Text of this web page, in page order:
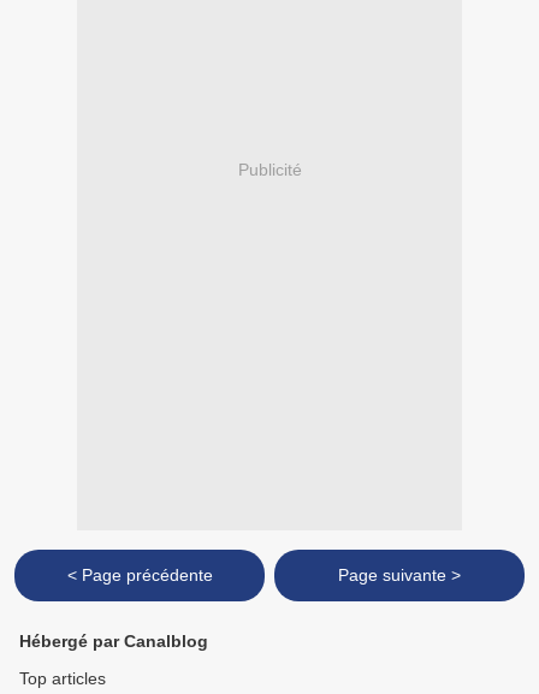
Publicité
< Page précédente Page suivante >
Hébergé par Canalblog
Top articles